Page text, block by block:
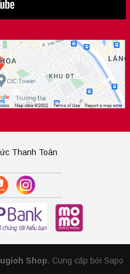
Thanh Toán
Shop. Cung cấp bởi Sapo